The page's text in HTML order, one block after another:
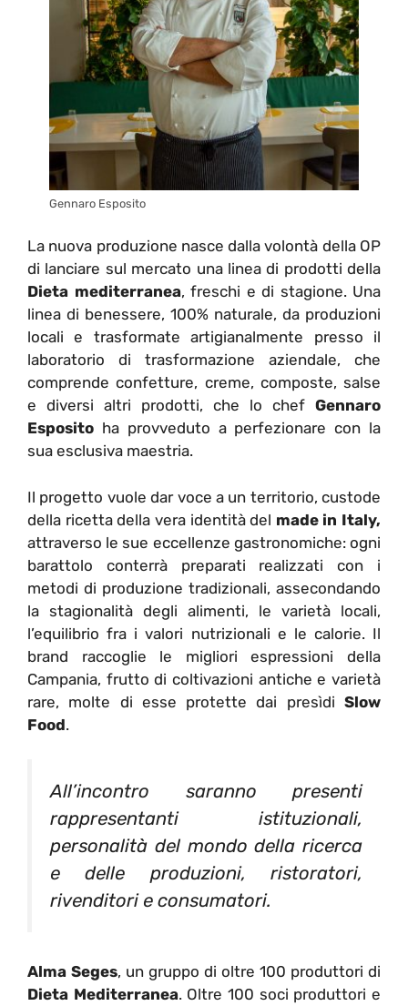
Gennaro Esposito
La nuova produzione nasce dalla volontà della OP
di lanciare sul mercato una linea di prodotti della
Dieta mediterranea, freschi e di stagione. Una
linea di benessere, 100% naturale, da produzioni
locali e trasformate artigianalmente presso il
laboratorio di trasformazione aziendale, che
comprende confetture, creme, composte, salse
e diversi altri prodotti, che lo chef Gennaro
Esposito ha provveduto a perfezionare con la
sua esclusiva maestria.
Il progetto vuole dar voce a un territorio, custode
della ricetta della vera identità del made in Italy,
attraverso le sue eccellenze gastronomiche: ogni
barattolo conterrà preparati realizzati con i
metodi di produzione tradizionali, assecondando
la stagionalità degli alimenti, le varietà locali,
l’equilibrio fra i valori nutrizionali e le calorie. Il
brand raccoglie le migliori espressioni della
Campania, frutto di coltivazioni antiche e varietà
rare, molte di esse protette dai presìdi Slow
Food.
All’incontro saranno presenti
rappresentanti istituzionali,
personalità del mondo della ricerca
e delle produzioni, ristoratori,
rivenditori e consumatori.
Alma Seges, un gruppo di oltre 100 produttori di
Dieta Mediterranea. Oltre 100 soci produttori e